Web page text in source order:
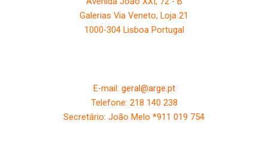
Galerias Via Veneto, Loja 21
1000-304 Lisboa Portugal
E-mail: geral@arge.pt
Telefone: 218 140 238
Secretário: João Melo *911 019 754